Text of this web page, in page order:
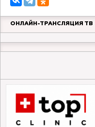
ОНЛАЙН-ТРАНСЛЯЦИЯ ТВ